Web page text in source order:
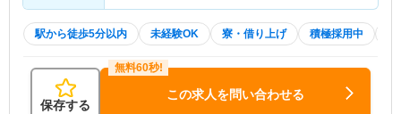
駅から徒歩5分以内 未経験OK 寮・借り上げ 積極採用中
保存する
この求人を問い合わせる